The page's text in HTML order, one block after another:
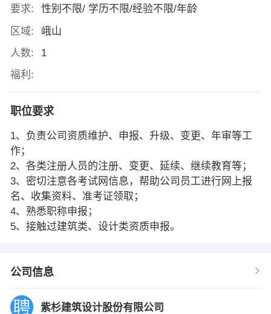
要求:
性别不限/ 学历不限/经验不限/年龄
区域:
峨山
人数:
1
福利:
职位要求
1、负责公司资质维护、申报、升级、变更、年审等工
作；
2、各类注册人员的注册、变更、延续、继续教育等；
3、密切注意各考试网信息，帮助公司员工进行网上报
名、收集资料、准考证领取；
4、熟悉职称申报；
5、接触过建筑类、设计类资质申报。
公司信息
紫杉建筑设计股份有限公司